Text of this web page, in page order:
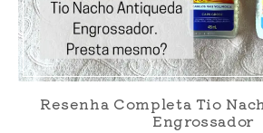
Resenha Completa Tio
Engrossador